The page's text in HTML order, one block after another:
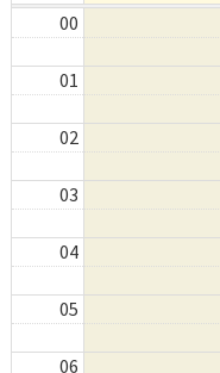
00
01
02
03
04
05
06